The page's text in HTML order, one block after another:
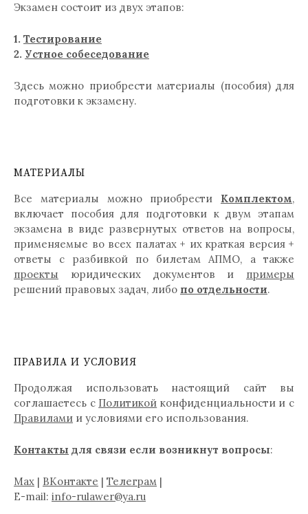
Экзамен состоит из двух этапов:
1. Тестирование
2. Устное собеседование
Здесь можно приобрести материалы (пособия) для
подготовки к экзамену.
МАТЕРИАЛЫ
Все материалы можно приобрести Комплектом,
включает пособия для подготовки к двум этапам
экзамена в виде развернутых ответов на вопросы,
применяемые во всех палатах + их краткая версия +
ответы с разбивкой по билетам АПМО, а также
проекты юридических документов и примеры
решений правовых задач, либо по отдельности.
ПРАВИЛА И УСЛОВИЯ
Продолжая использовать настоящий сайт вы
соглашаетесь с Политикой конфиденциальности и с
Правилами и условиями его использования.
Контакты для связи если возникнут вопросы:
Max | ВКонтакте | Телеграм |
E-mail: info-rulawer@ya.ru